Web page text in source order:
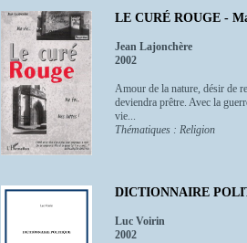
LE CURÉ ROUGE -
Jean Lajonchère
2002
Amour de la nature, désir de
deviendra prêtre. Avec la
vie...
Thématiques : Religion
DICTIONNAIRE
Luc Voirin
2002